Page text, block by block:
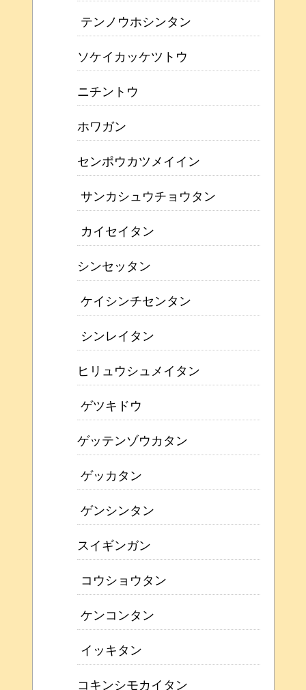
テンノウホシンタン
ソケイカッケツトウ
ニチントウ
ホワガン
センポウカツメイイン
サンカシュウチョウタン
カイセイタン
シンセッタン
ケイシンチセンタン
シンレイタン
ヒリュウシュメイタン
ゲツキドウ
ゲッテンゾウカタン
ゲッカタン
ゲンシンタン
スイギンガン
コウショウタン
ケンコンタン
イッキタン
コキンシモカイタン